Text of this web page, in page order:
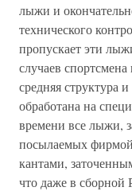
лыжи и
технического
пропускает эти
случаев
средняя структура
обработана на
времени все лыжи,
посылаемых
кантами,
что даже в сборной